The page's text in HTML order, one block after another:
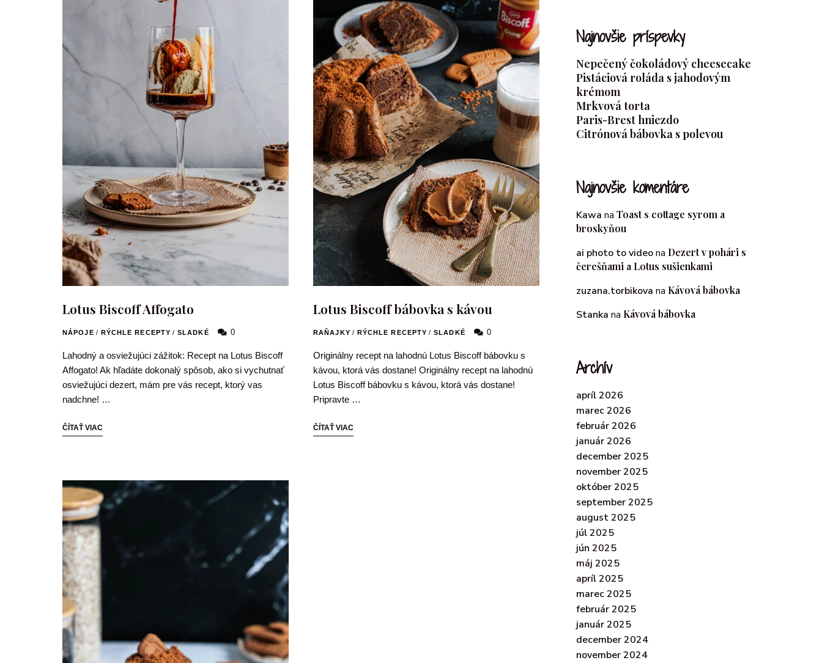
Lotus Biscoff Affogato
NÁPOJE / RÝCHLE RECEPTY / SLADKÉ 0
Lahodný a osviežujúci zážitok: Recept na Lotus Biscoff
Affogato! Ak hľadáte dokonalý spôsob, ako si vychutnať
osviežujúci dezert, mám pre vás recept, ktorý vas
nadchne! …
ČÍTAŤ VIAC
Lotus Biscoff bábovka s kávou
RAŇAJKY / RÝCHLE RECEPTY / SLADKÉ 0
Originálny recept na lahodnú Lotus Biscoff bábovku s
kávou, ktorá vás dostane! Originálny recept na lahodnú
Lotus Biscoff bábovku s kávou, ktorá vás dostane!
Pripravte …
ČÍTAŤ VIAC
Najnovšie príspevky
Nepečený čokoládový cheesecake
Pistáciová roláda s jahodovým
krémom
Mrkvová torta
Paris-Brest hniezdo
Citrónová bábovka s polevou
Najnovšie komentáre
Kawa na Toast s cottage syrom a
broskyňou
ai photo to videona Dezert v pohári s
čerešňami a Lotus sušienkami
zuzana.torbikova na Kávová bábovka
Stanka na Kávová bábovka
Archív
apríl 2026
marec 2026
február 2026
január 2026
december 2025
november 2025
október 2025
september 2025
august 2025
júl 2025
jún 2025
máj 2025
apríl 2025
marec 2025
február 2025
január 2025
december 2024
november 2024